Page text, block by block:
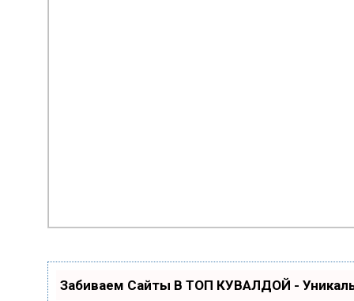
Забиваем Сайты В ТОП КУВАЛДОЙ -